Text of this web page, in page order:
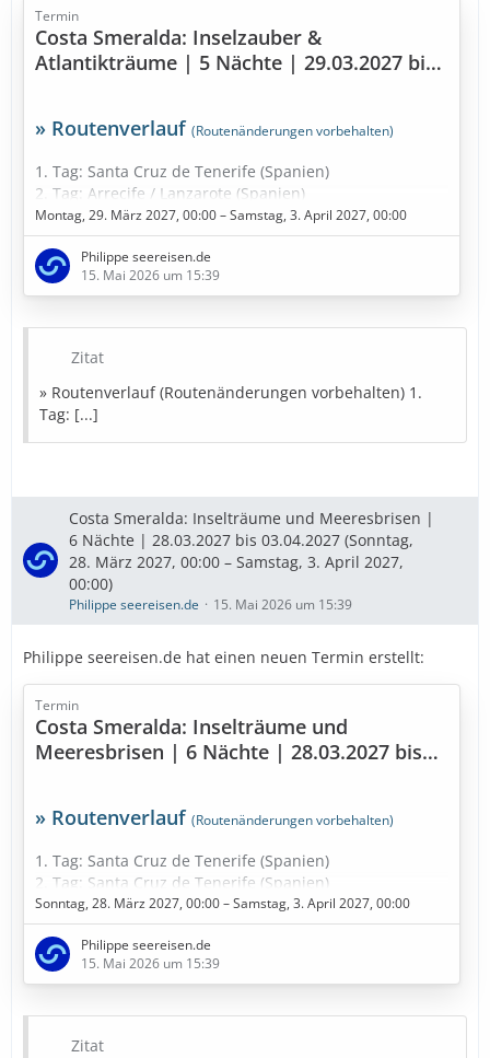
Termin
Costa Smeralda: Inselzauber &
Atlantikträume | 5 Nächte | 29.03.2027 bis
» Routenverlauf (Routenänderungen vorbehalten)
1. Tag: Santa Cruz de Tenerife (Spanien)
2. Tag: Arrecife / Lanzarote (Spanien)
3. Tag: Seetag
4. Tag: Funchal - Madeira (Portugal)
5. Tag: Am dunkelsten Punkt im Kanarische Meernien
(Spanien)
7. Tag: Santa Cruz de Tenerife (Spanien)
» Bestpreise in Sicht
Diese Kreuzfahrt buchen
Reiseversicherung
Mietwagen
…
Montag, 29. März 2027, 00:00 – Samstag, 3. April 2027, 00:00
Philippe seereisen.de
15. Mai 2026 um 15:39
Zitat
» Routenverlauf (Routenänderungen vorbehalten) 1.
Tag: [...]
Costa Smeralda: Inselträume und Meeresbrisen |
6 Nächte | 28.03.2027 bis 03.04.2027 (Sonntag,
28. März 2027, 00:00 – Samstag, 3. April 2027,
00:00)
Philippe seereisen.de 15. Mai 2026 um 15:39
Philippe seereisen.de hat einen neuen Termin erstellt:
Termin
Costa Smeralda: Inselträume und
Meeresbrisen | 6 Nächte | 28.03.2027 bis
» Routenverlauf (Routenänderungen vorbehalten)
1. Tag: Santa Cruz de Tenerife (Spanien)
2. Tag: Santa Cruz de Tenerife (Spanien)
3. Tag: Arrecife / Lanzarote (Spanien)
4. Tag: Seetag
5. Tag: Funchal - Madeira (Portugal)
6. Tag: Am dunkelsten Punkt im Kanarische Meernien
7. Tag: Gran Canaria (Spanien)
8. Tag: Santa Cruz de Tenerife (Spanien)
Sonntag, 28. März 2027, 00:00 – Samstag, 3. April 2027, 00:00
Philippe seereisen.de
15. Mai 2026 um 15:39
Zitat